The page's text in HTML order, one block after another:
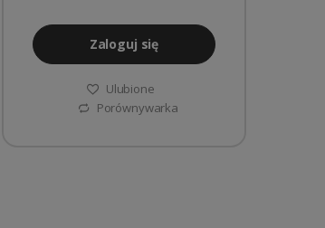
Zaloguj się
Ulubione
Porównywarka